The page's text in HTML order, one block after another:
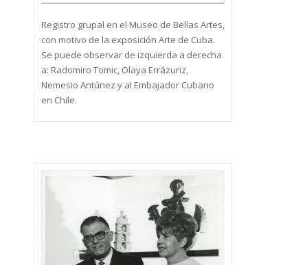
Registro grupal en el Museo de Bellas Artes,
con motivo de la exposición Arte de Cuba.
Se puede observar de izquierda a derecha
a: Radomiro Tomic, Olaya Errázuriz,
Nemesio Antúnez y al Embajador Cubano
en Chile.